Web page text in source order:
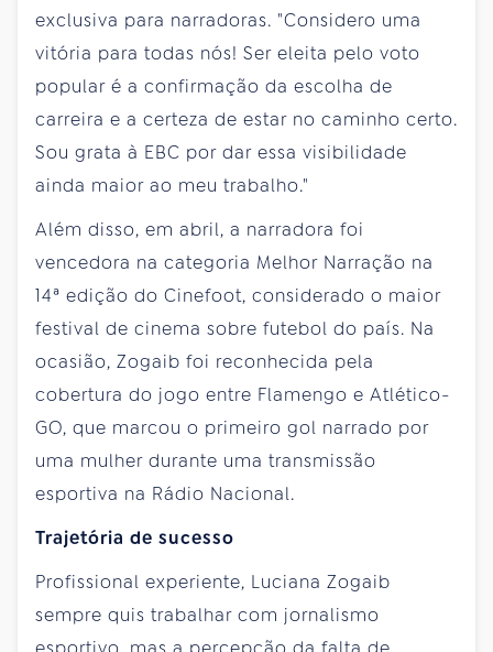
exclusiva para narradoras. "Considero uma
vitória para todas nós! Ser eleita pelo voto
popular é a confirmação da escolha de
carreira e a certeza de estar no caminho certo.
Sou grata à EBC por dar essa visibilidade
ainda maior ao meu trabalho."
Além disso, em abril, a narradora foi
vencedora na categoria Melhor Narração na
14ª edição do Cinefoot, considerado o maior
festival de cinema sobre futebol do país. Na
ocasião, Zogaib foi reconhecida pela
cobertura do jogo entre Flamengo e Atlético-
GO, que marcou o primeiro gol narrado por
uma mulher durante uma transmissão
esportiva na Rádio Nacional.
Trajetória de sucesso
Profissional experiente, Luciana Zogaib
sempre quis trabalhar com jornalismo